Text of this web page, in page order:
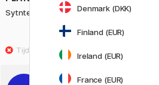
Sytntetic Brush 20 pcs
15.90 €
Denmark (DKK)
Finland (EUR)
Ireland (EUR)
France (EUR)